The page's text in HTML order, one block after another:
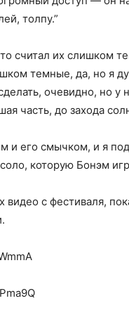
толпу.”
считал их слишком
темные, да, но я
очевидно, но у
часть, до захода
его смычком, и я
которую Бонэм
видео с фестиваля,